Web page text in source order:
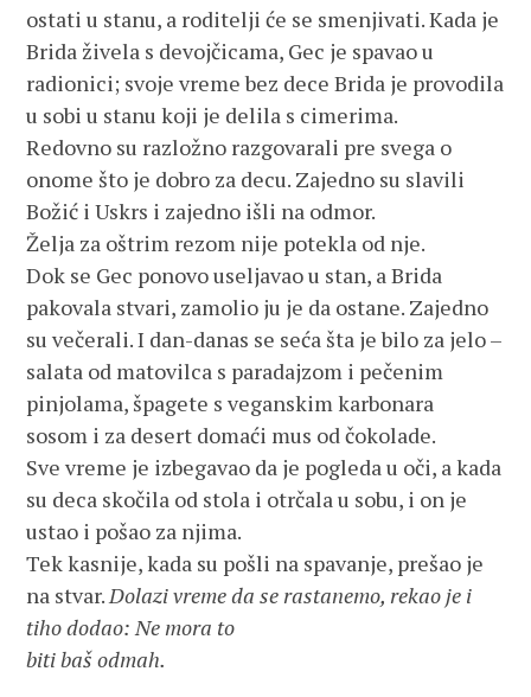
ostati u stanu, a roditelji će se smenjivati. Kada je
Brida živela s devojčicama, Gec je spavao u
radionici; svoje vreme bez dece Brida je provodila
u sobi u stanu koji je delila s cimerima.
Redovno su razložno razgovarali pre svega o
onome što je dobro za decu. Zajedno su slavili
Božić i Uskrs i zajedno išli na odmor.
Želja za oštrim rezom nije potekla od nje.
Dok se Gec ponovo useljavao u stan, a Brida
pakovala stvari, zamolio ju je da ostane. Zajedno
su večerali. I dan-danas se seća šta je bilo za jelo –
salata od matovilca s paradajzom i pečenim
pinjolama, špagete s veganskim karbonara
sosom i za desert domaći mus od čokolade.
Sve vreme je izbegavao da je pogleda u oči, a kada
su deca skočila od stola i otrčala u sobu, i on je
ustao i pošao za njima.
Tek kasnije, kada su pošli na spavanje, prešao je
na stvar.Dolazi vreme da se rastanemo, rekao je i
tiho dodao: Ne mora to
biti baš odmah.